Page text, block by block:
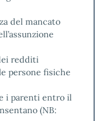
del mancato
redditi
persone fisiche
i parenti entro il
(NB: